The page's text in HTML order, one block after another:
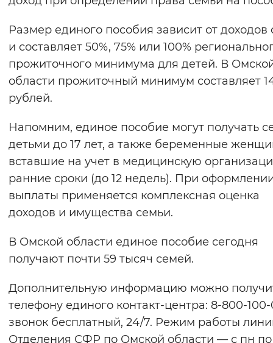
Размер единого пособия зависит от доходов
и составляет 50%, 75% или 100%
прожиточного минимума для детей. В
области прожиточный минимум составляет
рублей.
Напомним, единое пособие могут получать
детьми до 17 лет, а также беременные
вставшие на учет в медицинскую
ранние сроки (до 12 недель). При
выплаты применяется комплексная оценка
доходов и имущества семьи.
В Омской области единое пособие сегодня
получают почти 59 тысяч семей.
Дополнительную информацию можно
телефону единого контакт-центра: 8-800-100-
звонок бесплатный, 24/7. Режим работы
Отделения СФР по Омской области — с пн по